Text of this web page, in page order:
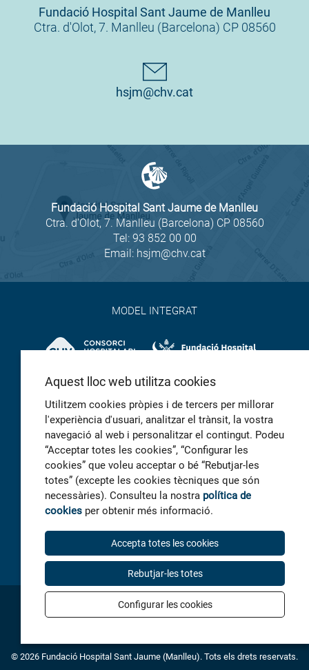
Fundació Hospital Sant Jaume de Manlleu
Ctra. d'Olot, 7. Manlleu (Barcelona) CP 08560
hsjm@chv.cat
Fundació Hospital Sant Jaume de Manlleu
Ctra. d'Olot, 7. Manlleu (Barcelona) CP 08560
Tel: 93 852 00 00
Email: hsjm@chv.cat
MODEL INTEGRAT
COL·LABOREM
AVÍS LEGAL
POLITICA DE COOKIES
© 2026 Fundació Hospital Sant Jaume (Manlleu). Tots els drets reservats.
Aquest lloc web utilitza cookies
Utilitzem cookies pròpies i de tercers per millorar
l'experiència d'usuari, analitzar el trànsit, la vostra
navegació al web i personalitzar el contingut. Podeu
“Acceptar totes les cookies”, “Configurar les
cookies” que voleu acceptar o bé “Rebutjar-les
totes” (excepte les cookies tècniques que són
necessàries). Consulteu la nostra política de
cookies per obtenir més informació.
Accepta totes les cookies
Rebutjar-les totes
Configurar les cookies